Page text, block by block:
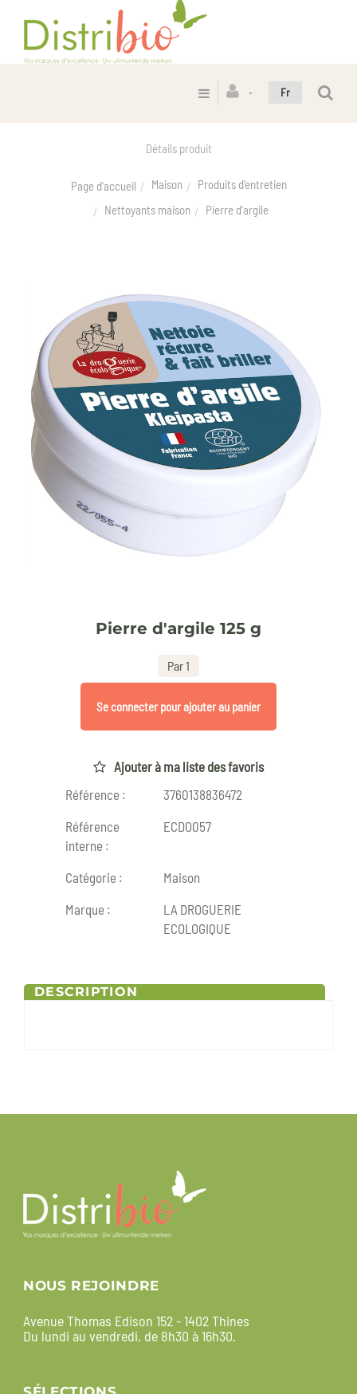
Fr
Détails produit
Page d'accueil Maison
Produits d'entretien
Nettoyants maison
Pierre d'argile
Pierre d'argile 125 g
Par 1
Se connecter pour ajouter au panier
Ajouter à ma liste des favoris
Référence :
3760138836472
Référence
interne :
ECDO057
Catégorie :
Maison
Marque :
LA DROGUERIE
ECOLOGIQUE
DESCRIPTION
NOUS REJOINDRE
Avenue Thomas Edison 152 - 1402 Thines
Du lundi au vendredi, de 8h30 à 16h30.